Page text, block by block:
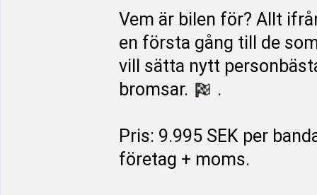
Vem är bilen för? Allt
en första gång till de
vill sätta nytt
bromsar.
.
Pris: 9.995 SEK per
företag + moms.